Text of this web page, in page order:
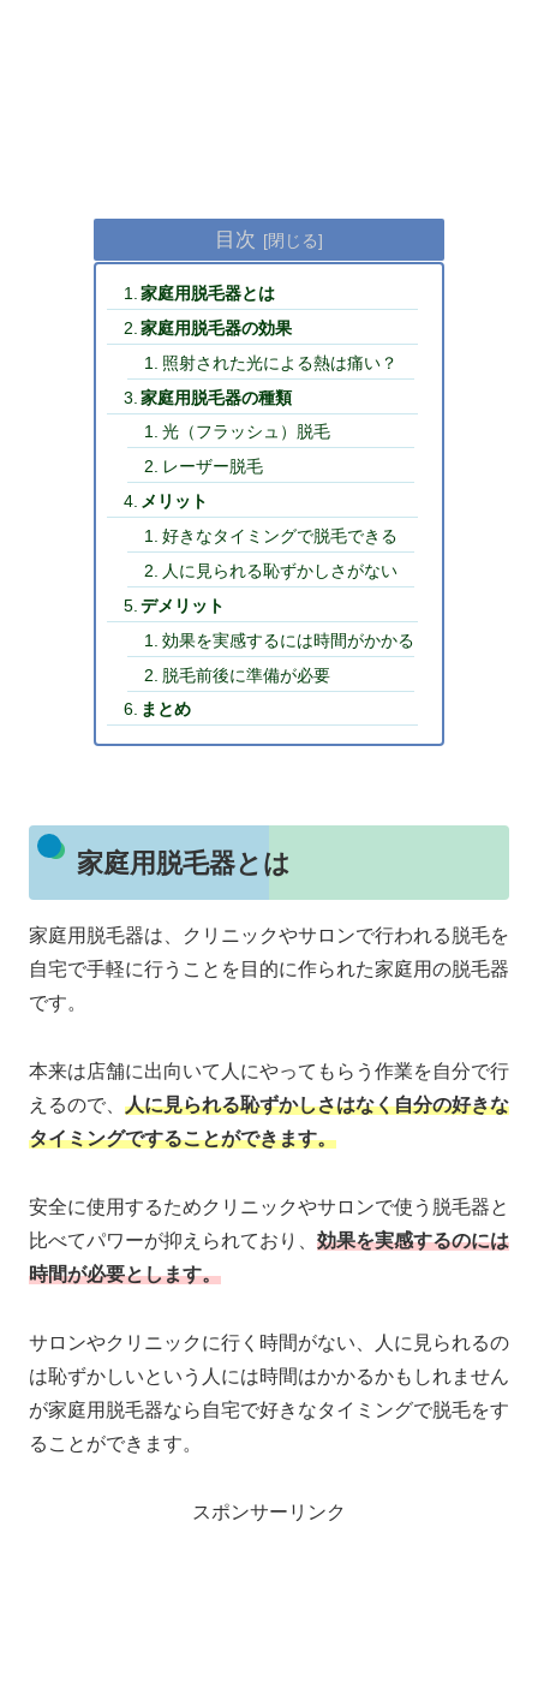
目次
家庭用脱毛器とは
家庭用脱毛器の効果
照射された光による熱は痛い？
家庭用脱毛器の種類
光（フラッシュ）脱毛
レーザー脱毛
メリット
好きなタイミングで脱毛できる
人に見られる恥ずかしさがない
デメリット
効果を実感するには時間がかかる
脱毛前後に準備が必要
まとめ
家庭用脱毛器とは
家庭用脱毛器は、クリニックやサロンで行われる脱毛を
自宅で手軽に行うことを目的に作られた家庭用の脱毛器
です。
本来は店舗に出向いて人にやってもらう作業を自分で行
えるので、 人に見られる恥ずかしさはなく自分の好きな
タイミングですることができます。
安全に使用するためクリニックやサロンで使う脱毛器と
比べてパワーが抑えられており、 効果を実感するのには
時間が必要とします。
サロンやクリニックに行く時間がない、人に見られるの
は恥ずかしいという人には時間はかかるかもしれません
が家庭用脱毛器なら自宅で好きなタイミングで脱毛をす
ることができます。
スポンサーリンク